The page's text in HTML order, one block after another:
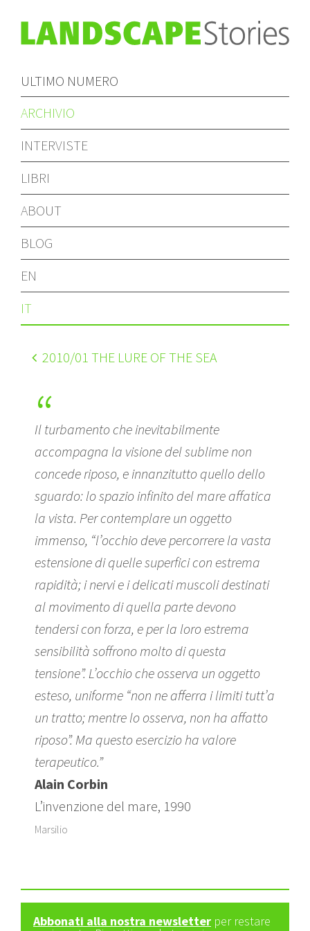
ULTIMO NUMERO
ARCHIVIO
INTERVISTE
LIBRI
ABOUT
BLOG
EN
IT
2010/01 THE LURE OF THE SEA
Il turbamento che inevitabilmente
accompagna la visione del sublime non
concede riposo, e innanzitutto quello dello
sguardo: lo spazio infinito del mare affatica
la vista. Per contemplare un oggetto
immenso, “l’occhio deve percorrere la vasta
estensione di quelle superfici con estrema
rapidità; i nervi e i delicati muscoli destinati
al movimento di quella parte devono
tendersi con forza, e per la loro estrema
sensibilità soffrono molto di questa
tensione”. L’occhio che osserva un oggetto
esteso, uniforme “non ne afferra i limiti tutt’a
un tratto; mentre lo osserva, non ha affatto
riposo”. Ma questo esercizio ha valore
terapeutico.”
Alain Corbin
L’invenzione del mare, 1990
Marsilio
Abbonati alla nostra newsletter per restare